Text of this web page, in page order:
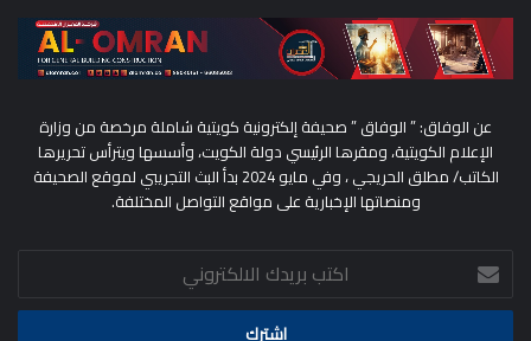
عن الوفاق: ” الوفاق ” صحيفة إلكترونية كويتية شاملة مرخصة من وزارة
الإعلام الكويتية، ومقرها الرئيسي دولة الكويت، وأسسها ويترأس تحريرها
الكاتب/ مطلق الحريجي ، وفي مايو 2024 بدأ البث التجريبي لموقع الصحيفة
ومنصاتها الإخبارية على مواقع التواصل المختلفة.
اكتب
بريدك
الالكتروني